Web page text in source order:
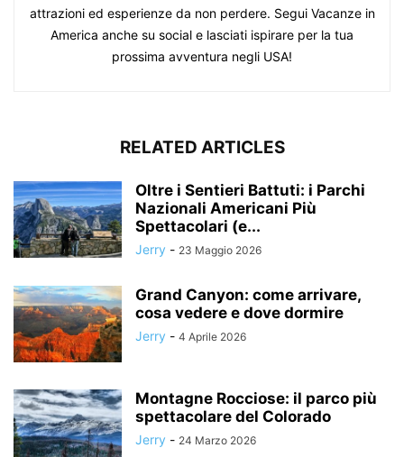
attrazioni ed esperienze da non perdere. Segui Vacanze in
America anche su social e lasciati ispirare per la tua
prossima avventura negli USA!
RELATED ARTICLES
Oltre i Sentieri Battuti: i Parchi
Nazionali Americani Più
Spettacolari (e...
Jerry - 23 Maggio 2026
Grand Canyon: come arrivare,
cosa vedere e dove dormire
Jerry - 4 Aprile 2026
Montagne Rocciose: il parco più
spettacolare del Colorado
Jerry - 24 Marzo 2026